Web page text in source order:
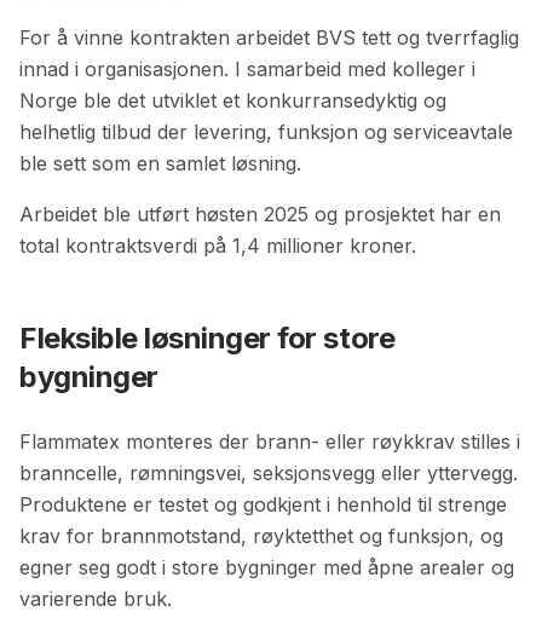
For å vinne kontrakten arbeidet BVS tett og tverrfaglig
innad i organisasjonen. I samarbeid med kolleger i
Norge ble det utviklet et konkurransedyktig og
helhetlig tilbud der levering, funksjon og serviceavtale
ble sett som en samlet løsning.
Arbeidet ble utført høsten 2025 og prosjektet har en
total kontraktsverdi på 1,4 millioner kroner.
Fleksible løsninger for store
bygninger
Flammatex monteres der brann- eller røykkrav stilles i
branncelle, rømningsvei, seksjonsvegg eller yttervegg.
Produktene er testet og godkjent i henhold til strenge
krav for brannmotstand, røyktetthet og funksjon, og
egner seg godt i store bygninger med åpne arealer og
varierende bruk.